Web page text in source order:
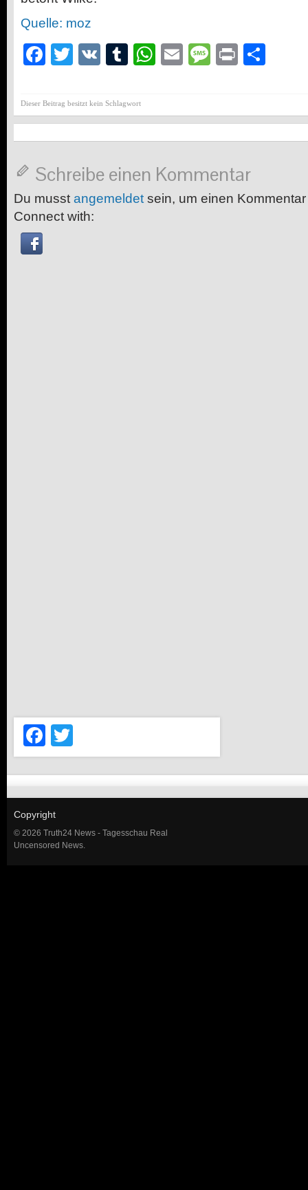
Quelle: moz
Facebook
Twitter
VK Tumblr
WhatsApp
EmailMessage
Print
Dieser Beitrag besitzt kein Schlagwort
Schreibe einen Kommentar
Du musst angemeldet sein, um einen
Connect with:
Facebook
Copyright
© 2026 Truth24 News - Tagesschau Real
Uncensored News.